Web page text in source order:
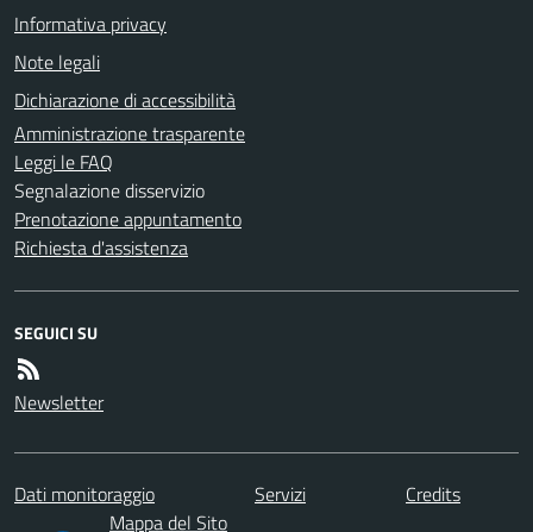
Informativa privacy
Note legali
Dichiarazione di accessibilità
Amministrazione trasparente
Leggi le FAQ
Segnalazione disservizio
Prenotazione appuntamento
Richiesta d'assistenza
SEGUICI SU
Newsletter
Dati monitoraggio Servizi
Credits
Mappa del Sito